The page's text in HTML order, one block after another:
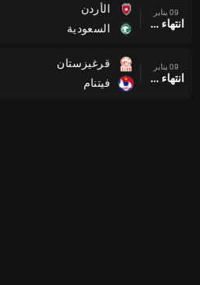
09 يناير
انتهاء وقت المباراة
الأردن
السعودية
09 يناير
انتهاء وقت المباراة
قرغيزستان
فيتنام